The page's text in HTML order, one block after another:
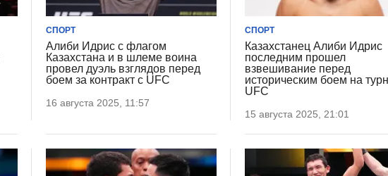
СПОРТ
Алиби Идрис с флагом
Казахстана и в шлеме воина
провел дуэль взглядов перед
боем за контракт с UFC
16 августа 2025, 11:57
СПОРТ
Казахстанец Алиби Идрис
последним прошел
взвешивание перед
историческим боем на
UFC
15 августа 2025, 21:01